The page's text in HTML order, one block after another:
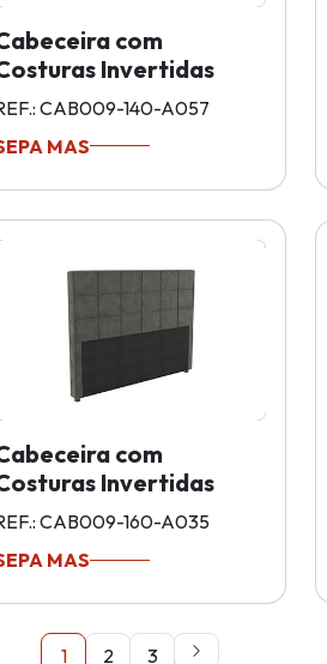
com
Invertidas
CAB009-140-A057
MAS
com
Invertidas
CAB009-160-A035
MAS
1 2 3